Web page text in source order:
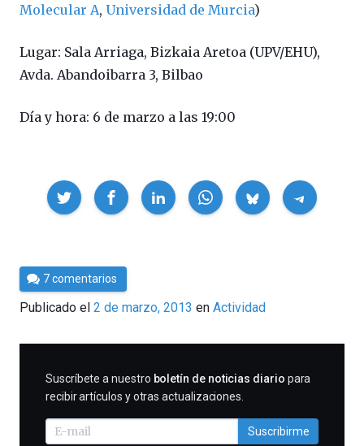
Molecular A, Universidad de Murcia)
Lugar: Sala Arriaga, Bizkaia Aretoa (UPV/EHU),
Avda. Abandoibarra 3, Bilbao
Día y hora: 6 de marzo a las 19:00
Compartir
Por
Cultura
Cientifica
7 comentarios
Publicado el 2 de marzo, 2013 en Actividad
SUSCRIBIRME
Suscríbete a nuestro boletín de noticias diario para
recibir artículos y otras actualizaciones.
Suscribirme